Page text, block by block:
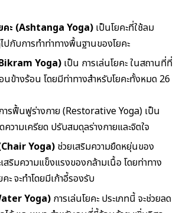
คะ (Ashtanga Yoga) เป็นโยคะที่ใช้ลม
ปกับการทำท่าทางพื้นฐานของโยคะ
Yoga) เป็น การเล่นโยคะ ในสถานที่ที่
ข้างร้อน โดยมีท่าทางสำหรับโยคะทั้งหมด 26
ารฟื้นฟูร่างกาย (Restorative Yoga) เป็น
ความเครียด ปรับสมดุลร่างกายและจิตใจ
Yoga) ช่วยเสริมความยืดหยุ่นของ
สริมความแข็งแรงของกล้ามเนื้อ โดยท่าทาง
ะ จะทำโดยมีเก้าอี้รองรับ
Yoga) การเล่นโยคะ ประเภทนี้ จะช่วยลด